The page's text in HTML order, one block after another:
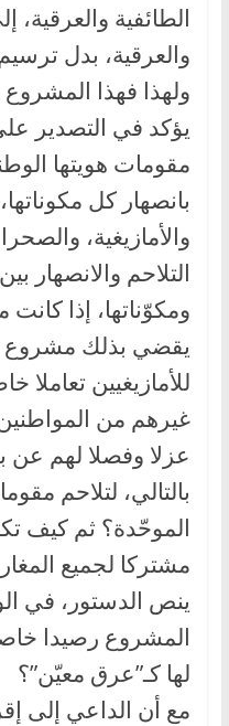
الطائفية والعرقية،
والعرقية، بدل ترسيم
ولهذا فهذا
يؤكد في التصدير
مقومات هويتها
بانصهار كل
والأمازيغية،
التلاحم والانصهار
ومكوّناتها، إذا
يقضي بذلك مشروع
للأمازيغيين تعاملا
غيرهم من
عزلا وفصلا لهم عن
بالتالي، لتلاحم
الموحّدة؟ ثم كيف
مشتركا لجميع
ينص الدستور، في
المشروع رصيدا
لها كـ”عرق معيّن”؟
مع أن الداعي إلى